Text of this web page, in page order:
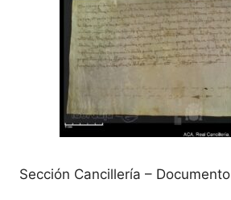
Sección Cancillería – Documento